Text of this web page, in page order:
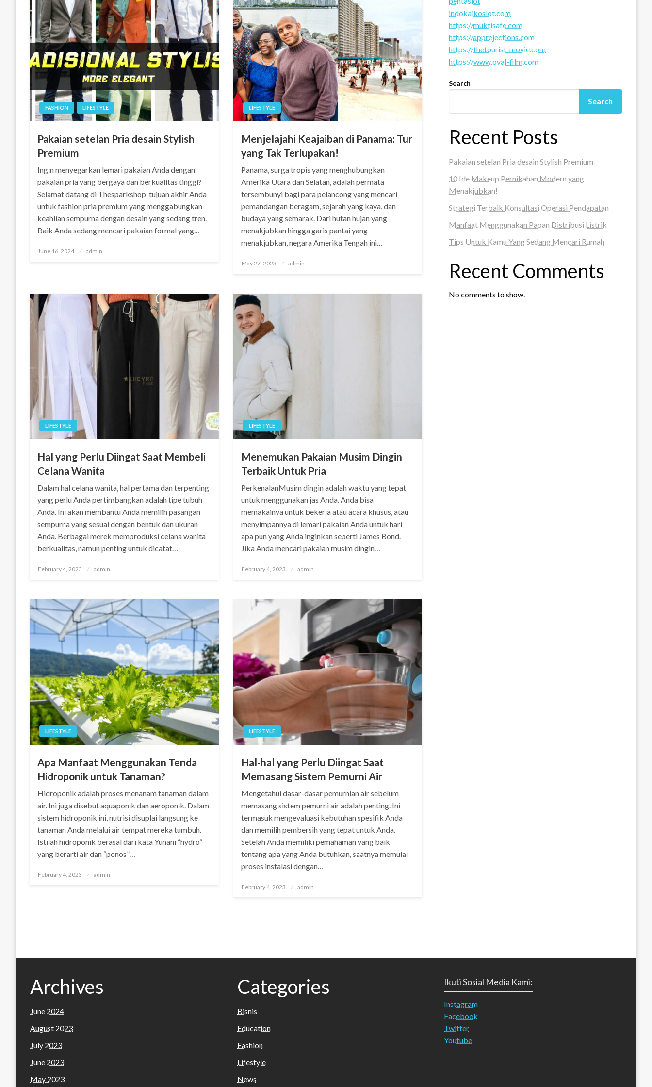
FASHION LIFESTYLE
Pakaian setelan Pria desain Stylish
Premium
Ingin menyegarkan lemari pakaian Anda dengan
pakaian pria yang bergaya dan berkualitas tinggi?
Selamat datang di Thesparkshop, tujuan akhir Anda
untuk fashion pria premium yang menggabungkan
keahlian sempurna dengan desain yang sedang tren.
Baik Anda sedang mencari pakaian formal yang…
Posted
June 16, 2024 admin
LIFESTYLE
Menjelajahi Keajaiban di Panama: Tur
yang Tak Terlupakan!
Panama, surga tropis yang menghubungkan
Amerika Utara dan Selatan, adalah permata
tersembunyi bagi para pelancong yang mencari
pemandangan beragam, sejarah yang kaya, dan
budaya yang semarak. Dari hutan hujan yang
menakjubkan hingga garis pantai yang
menakjubkan, negara Amerika Tengah ini…
Posted
May 27, 2023 admin
LIFESTYLE
Hal yang Perlu Diingat Saat Membeli
Celana Wanita
Dalam hal celana wanita, hal pertama dan terpenting
yang perlu Anda pertimbangkan adalah tipe tubuh
Anda. Ini akan membantu Anda memilih pasangan
sempurna yang sesuai dengan bentuk dan ukuran
Anda. Berbagai merek memproduksi celana wanita
berkualitas, namun penting untuk dicatat…
Posted
February 4, 2023 admin
LIFESTYLE
Menemukan Pakaian Musim Dingin
Terbaik Untuk Pria
PerkenalanMusim dingin adalah waktu yang tepat
untuk menggunakan jas Anda. Anda bisa
memakainya untuk bekerja atau acara khusus, atau
menyimpannya di lemari pakaian Anda untuk hari
apa pun yang Anda inginkan seperti James Bond.
Jika Anda mencari pakaian musim dingin…
Posted
February 4, 2023 admin
LIFESTYLE
Apa Manfaat Menggunakan Tenda
Hidroponik untuk Tanaman?
Hidroponik adalah proses menanam tanaman dalam
air. Ini juga disebut aquaponik dan aeroponik. Dalam
sistem hidroponik ini, nutrisi disuplai langsung ke
tanaman Anda melalui air tempat mereka tumbuh.
Istilah hidroponik berasal dari kata Yunani “hydro”
yang berarti air dan “ponos”…
Posted
February 4, 2023 admin
LIFESTYLE
Hal-hal yang Perlu Diingat Saat
Memasang Sistem Pemurni Air
Mengetahui dasar-dasar pemurnian air sebelum
memasang sistem pemurni air adalah penting. Ini
termasuk mengevaluasi kebutuhan spesifik Anda
dan memilih pembersih yang tepat untuk Anda.
Setelah Anda memiliki pemahaman yang baik
tentang apa yang Anda butuhkan, saatnya memulai
proses instalasi dengan…
Posted
February 4, 2023 admin
indokaikoslot.com
https://muktisafe.com
https://apprejections.com
https://thetourist-movie.com
https://www.oval-film.com
Search
Search
Recent Posts
Pakaian setelan Pria desain Stylish Premium
10 Ide Makeup Pernikahan Modern yang
Menakjubkan!
Strategi Terbaik Konsultasi Operasi Pendapatan
Manfaat Menggunakan Papan Distribusi Listrik
Tips Untuk Kamu Yang Sedang Mencari Rumah
Recent Comments
No comments to show.
Archives
June 2024
August 2023
July 2023
June 2023
May 2023
Categories
Bisnis
Education
Fashion
Lifestyle
News
Ikuti Sosial Media Kami:
Instagram
Facebook
Twitter
Youtube